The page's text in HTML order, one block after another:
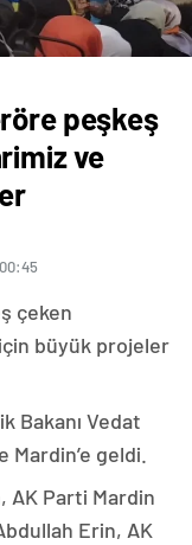
peşkeş
ve
çeken
büyük projeler
Bakanı Vedat
geldi.
AK Parti Mardin
Erin, AK